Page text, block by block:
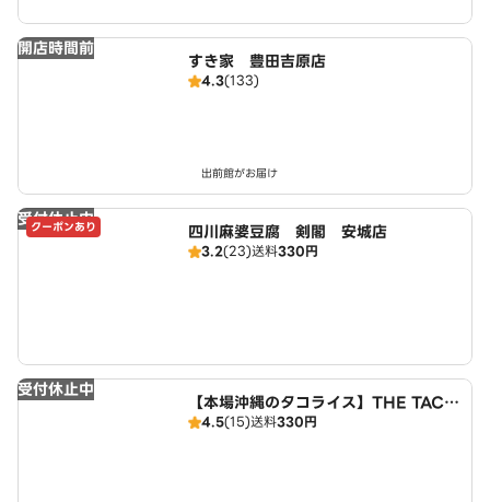
開店時間前
すき家 豊田吉原店
4.3(133)
出前館がお届け
受付休止中
クーポンあり 四川麻婆豆腐 剣閣 安城店
3.2(23)送料330円
受付休止中
【本場沖縄のタコライス】THE TACO
RICE HOUSE 安城店
4.5(15)送料330円